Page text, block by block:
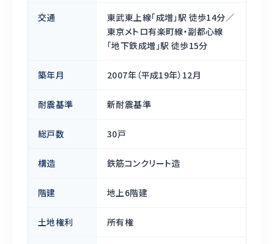
交通
東武東上線「成増」駅 徒歩14分／
東京メトロ有楽町線・副都心線
「地下鉄成増」駅 徒歩15分
築年月 2007年（平成19年）12月
耐震基準 新耐震基準
総戸数 30戸
構造 鉄筋コンクリート造
階建 地上6階建
土地権利 所有権